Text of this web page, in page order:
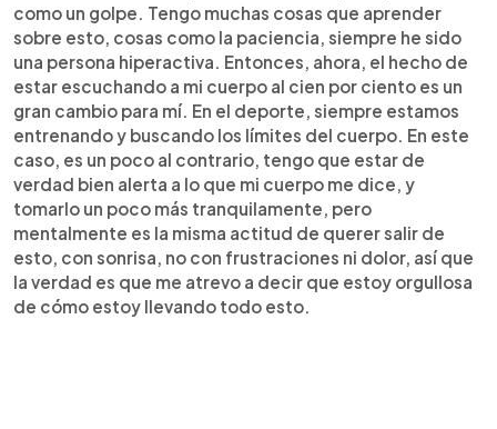
como un golpe. Tengo muchas cosas que aprender
sobre esto, cosas como la paciencia, siempre he sido
una persona hiperactiva. Entonces, ahora, el hecho de
estar escuchando a mi cuerpo al cien por ciento es un
gran cambio para mí. En el deporte, siempre estamos
entrenando y buscando los límites del cuerpo. En este
caso, es un poco al contrario, tengo que estar de
verdad bien alerta a lo que mi cuerpo me dice, y
tomarlo un poco más tranquilamente, pero
mentalmente es la misma actitud de querer salir de
esto, con sonrisa, no con frustraciones ni dolor, así que
la verdad es que me atrevo a decir que estoy orgullosa
de cómo estoy llevando todo esto.